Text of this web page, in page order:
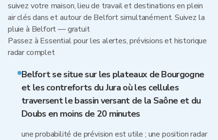
suivez votre maison, lieu de travail et destinations en plein
air clés dans et autour de Belfort simultanément. Suivez la
pluie à Belfort — gratuit
Passez à Essential pour les alertes, prévisions et historique
radar complet
Belfort se situe sur les plateaux de Bourgogne
et les contreforts du Jura où les cellules
traversent le bassin versant de la Saône et du
Doubs en moins de 20 minutes
une probabilité de prévision est utile ; une position radar